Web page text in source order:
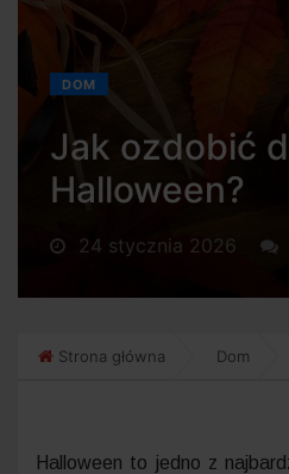
DOM
Jak ozdobić
Halloween?
24 stycznia 2026
Strona główna Dom
Halloween to jedno z